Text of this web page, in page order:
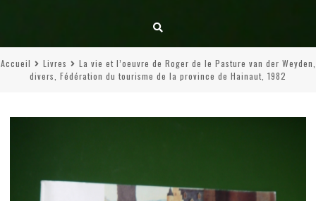
Accueil Livres
La vie et l’oeuvre de Roger de le Pasture van der Weyden,
divers, Fédération du tourisme de la province de Hainaut, 1982